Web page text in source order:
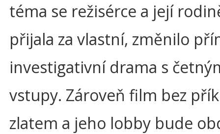
téma se režisérce a její
přijala za vlastní, změnilo
investigativní drama s
vstupy. Zároveň film bez
zlatem a jeho lobby bude